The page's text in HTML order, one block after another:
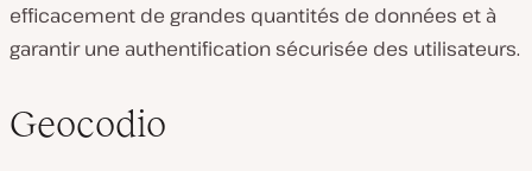
efficacement de grandes quantités de données et à
garantir une authentification sécurisée des utilisateurs.
Geocodio